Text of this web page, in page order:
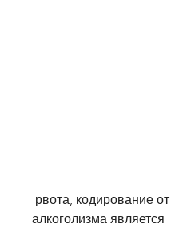
алкоголизма является